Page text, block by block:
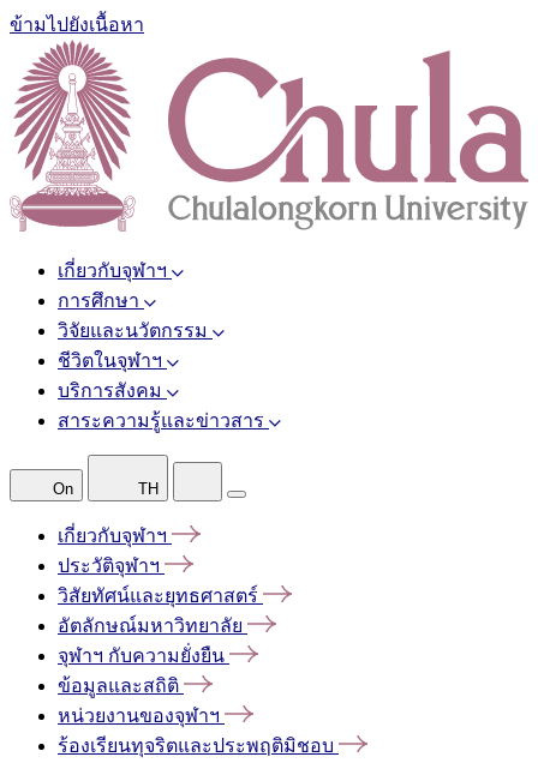
ข้ามไปยังเนื้อหา
เกี่ยวกับจุฬาฯ
การศึกษา
วิจัยและนวัตกรรม
ชีวิตในจุฬาฯ
บริการสังคม
สาระความรู้และข่าวสาร
On TH
เกี่ยวกับจุฬาฯ
ประวัติจุฬาฯ
วิสัยทัศน์และยุทธศาสตร์
อัตลักษณ์มหาวิทยาลัย
จุฬาฯ กับความยั่งยืน
ข้อมูลและสถิติ
หน่วยงานของจุฬาฯ
ร้องเรียนทุจริตและประพฤติมิชอบ